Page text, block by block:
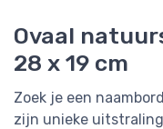
Ovaal
28 x 19 cm
Zoek je een
zijn unieke